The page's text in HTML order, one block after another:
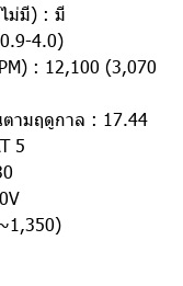
ม่มี) : มี
4.0)
: 12,100 (3,070
ามฤดูกาล : 17.44
5